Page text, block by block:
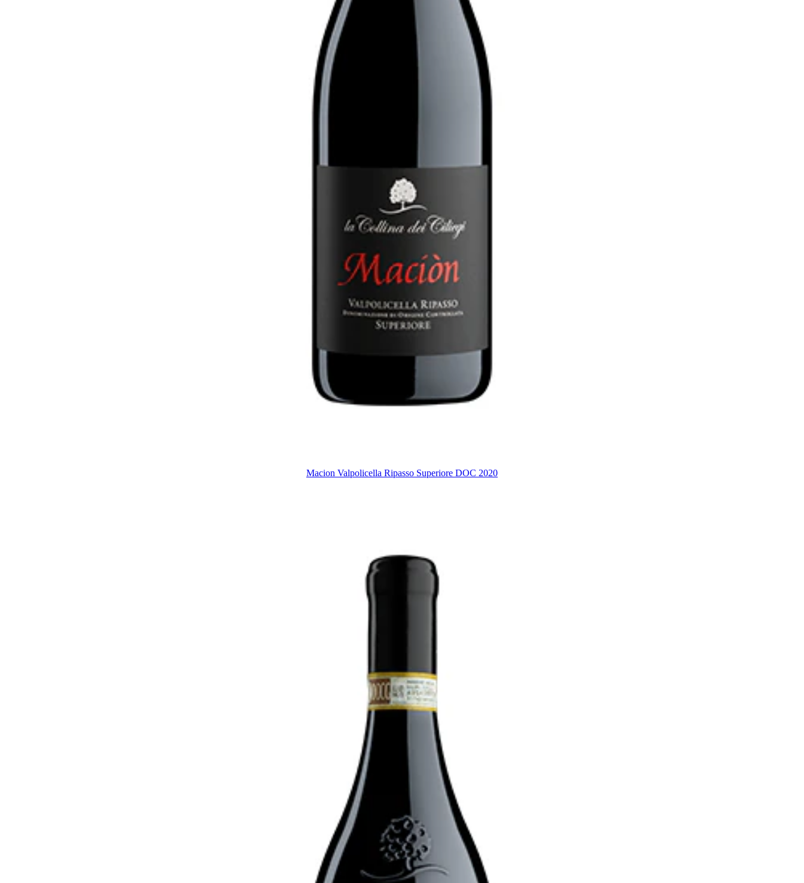
Macion Valpolicella Ripasso Superiore DOC 2020